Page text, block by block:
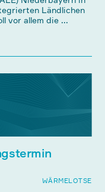
Ländlichen
vor allem die ...
WÄRMELOTSE